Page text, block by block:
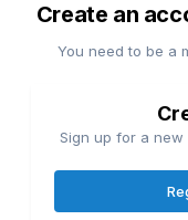
Create an
You need to be a
Sign up for a new